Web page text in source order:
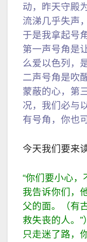
动，昨天守殿
流涕几乎失声
于是我拿起号
第一声号角是
么爱以色列，
二声号角是吹
蒙蔽的心，第
况，我们必与
有号角，你也
今天我们要来
“你们要小心，
我告诉你们，
父的面。（有
救失丧的人。 ”）
只走迷了路，